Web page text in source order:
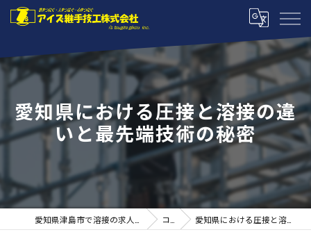
愛知県における圧接と溶接の違
いと最先端技術の秘密
コラム 愛知県における圧接と溶接の違いと最先端技術の秘密